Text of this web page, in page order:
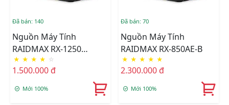
Đã bán: 140
Nguồn Máy Tính
RAIDMAX RX-1250
1250W
★ ★ ★ ★ ☆
1.500.000 đ
Mới 100%
Đã bán: 70
Nguồn Máy Tính
RAIDMAX RX-850AE-B
★ ★ ★ ★ ★
2.300.000 đ
Mới 100%